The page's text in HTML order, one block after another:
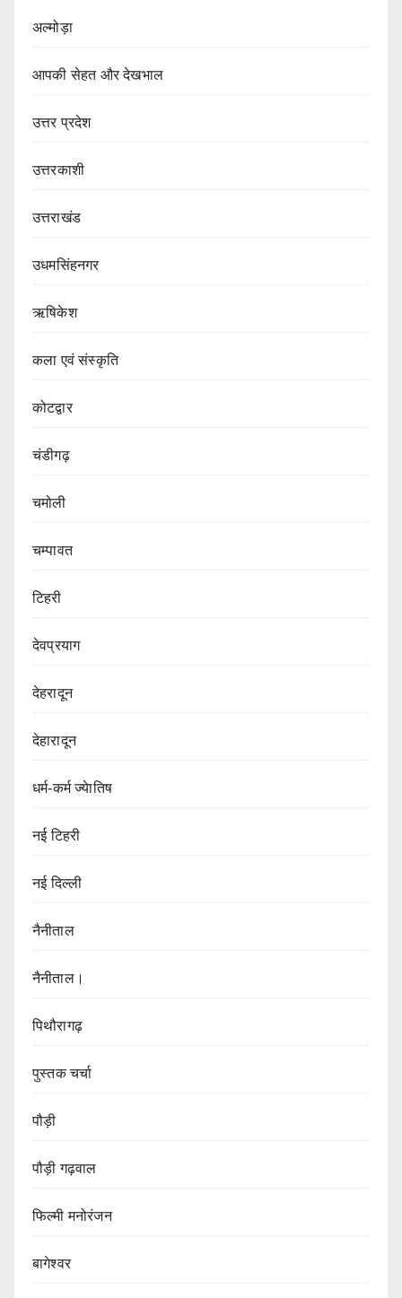
अल्मोड़ा
आपकी सेहत और देखभाल
उत्तर प्रदेश
उत्तरकाशी
उत्तराखंड
उधमसिंहनगर
ऋषिकेश
कला एवं संस्कृति
कोटद्वार
चंडीगढ़
चमोली
चम्पावत
टिहरी
देवप्रयाग
देहरादून
देहारादून
धर्म-कर्म ज्येातिष
नई टिहरी
नई दिल्ली
नैनीताल
नैनीताल।
पिथौरागढ़
पुस्तक चर्चा
पौड़ी
पौड़ी गढ़वाल
फिल्मी मनोरंजन
बागेश्वर